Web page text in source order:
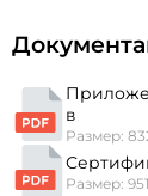
в
Размер:
Размер: